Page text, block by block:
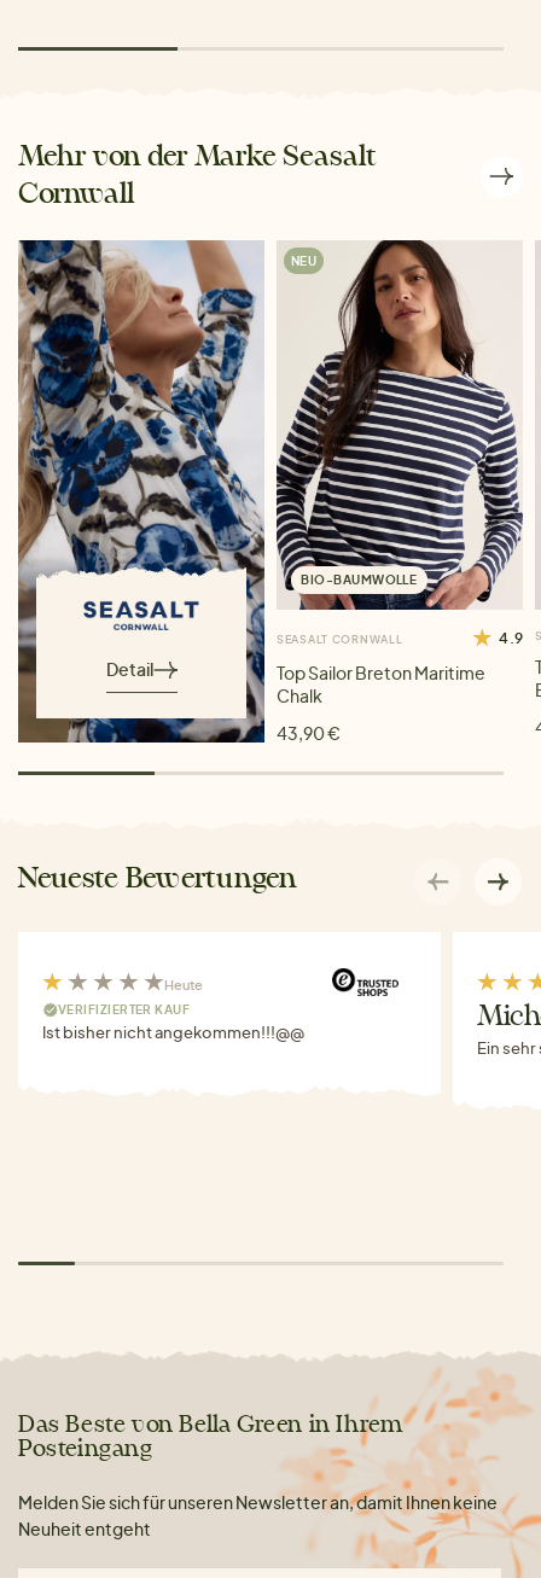
Mehr von der Marke Seasalt
Cornwall
Detail
NEU
BIO-BAUMWOLLE
SEASALT CORNWALL 4.9
Top Sailor Breton Maritime
Chalk
43,90 €
Neueste Bewertungen
Heute
VERIFIZIERTER KAUF
Ist bisher nicht angekommen!!!@@
Ein
Das Beste von Bella Green in Ihrem
Posteingang
Melden Sie sich für unseren Newsletter an, damit Ihnen keine
Neuheit entgeht